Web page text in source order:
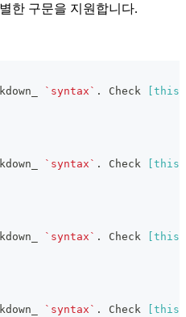
한 구문을 지원합니다.
`syntax` . Check
this
`syntax` . Check
this
`syntax` . Check
this
`syntax` . Check
this